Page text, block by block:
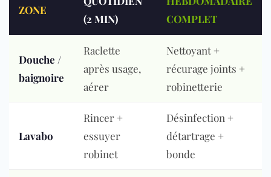
ZONE
(2 MIN)
COMPLET
Douche /
baignoire
Raclette
après usage,
aérer
Nettoyant +
récurage joints +
robinetterie
Lavabo
Rincer +
essuyer
robinet
Désinfection +
détartrage +
bonde